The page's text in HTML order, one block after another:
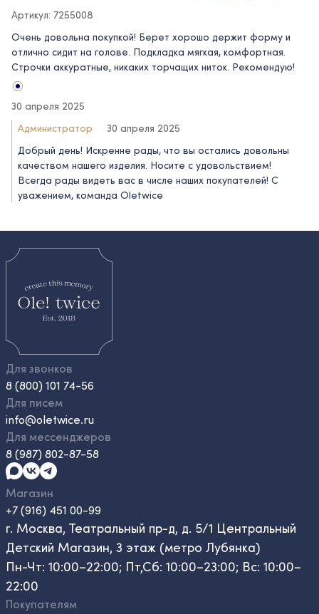
Артикул: 7255008
Очень довольна покупкой! Берет хорошо держит форму и
отлично сидит на голове. Подкладка мягкая, комфортная.
Строчки аккуратные, никаких торчащих ниток. Рекомендую!
30 апреля 2025
Администратор
30 апреля 2025
Добрый день! Искренне рады, что вы остались довольны
качеством нашего изделия. Носите с удовольствием!
Всегда рады видеть вас в числе наших покупателей! C
уважением, команда Oletwice
Для звонков
8 (800) 101 74-56
Для писем
info@oletwice.ru
Для мессенджеров
8 (987) 802-87-58
Магазин
+7 (916) 451 00-99
г. Москва, Театральный пр-д, д. 5/1 Центральный
Детский Магазин, 3 этаж (метро Лубянка)
Пн-Чт: 10:00–22:00; Пт,Сб: 10:00–23:00; Вс: 10:00–
22:00
Покупателям